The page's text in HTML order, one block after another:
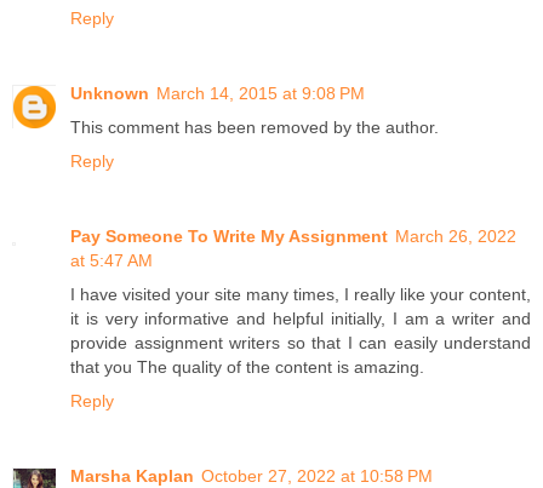
Reply
Unknown March 14, 2015 at 9:08 PM
This comment has been removed by the author.
Reply
Pay Someone To Write My Assignment March 26, 2022
at 5:47 AM
I have visited your site many times, I really like your content,
it is very informative and helpful initially, I am a writer and
provide assignment writers so that I can easily understand
that you The quality of the content is amazing.
Reply
Marsha Kaplan October 27, 2022 at 10:58 PM